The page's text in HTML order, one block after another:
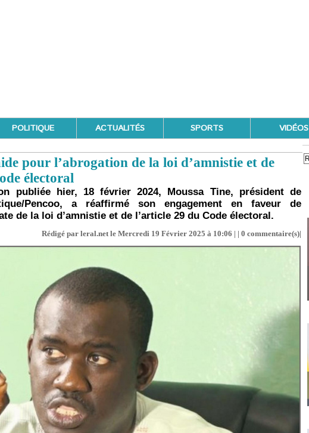
POLITIQUE ACTUALITÉS SPORTS VIDÉOS
pour l’abrogation de la loi d’amnistie et de
électoral
publiée hier, 18 février 2024, Moussa Tine, président de
Pencoo, a réaffirmé son engagement en faveur de
de la loi d’amnistie et de l’article 29 du Code électoral.
Rédigé par leral.net le Mercredi 19 Février 2025 à 10:06 | | 0 commentaire(s)|